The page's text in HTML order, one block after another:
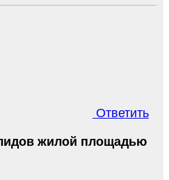
Ответить
жилой площадью